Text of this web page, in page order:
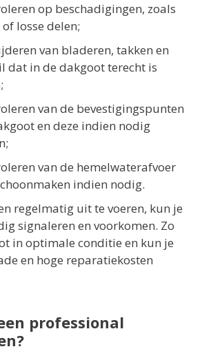
op beschadigingen, zoals
losse delen;
van bladeren, takken en
dat in de dakgoot terecht is
van de bevestigingspunten
en deze indien nodig
van de hemelwaterafvoer
indien nodig.
regelmatig uit te voeren, kun je
signaleren en voorkomen. Zo
in optimale conditie en kun je
en hoge reparatiekosten
professional